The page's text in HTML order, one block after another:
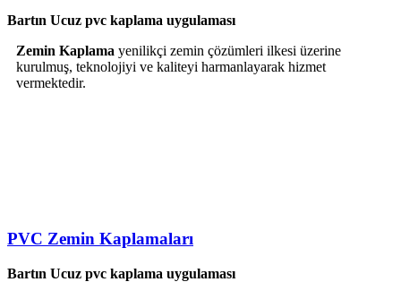
Bartın Ucuz pvc kaplama uygulaması
Zemin Kaplama yenilikçi zemin çözümleri ilkesi üzerine
kurulmuş, teknolojiyi ve kaliteyi harmanlayarak hizmet
vermektedir.
PVC Zemin Kaplamaları
Bartın Ucuz pvc kaplama uygulaması